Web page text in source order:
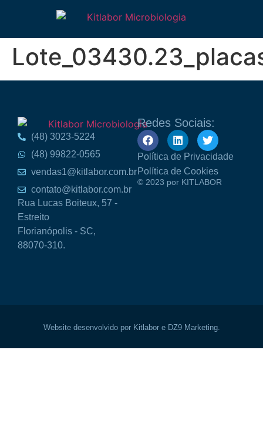
(48) 3023-5224
(48) 99822-0565
vendas1@kitlabor.com.br
contato@kitlabor.com.br
Rua Lucas Boiteux, 57 -
Estreito
Florianópolis - SC,
88070-310.
Redes Sociais:
Política de Privacidade
Política de Cookies
© 2023 por KITLABOR
Website desenvolvido por Kitlabor e DZ9 Marketing.